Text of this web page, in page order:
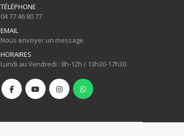
TÉLÉPHONE
04 77 46 80 77
EMAIL
Nous envoyer un message
HORAIRES
Lundi au Vendredi : 8h-12h / 13h30-17h30